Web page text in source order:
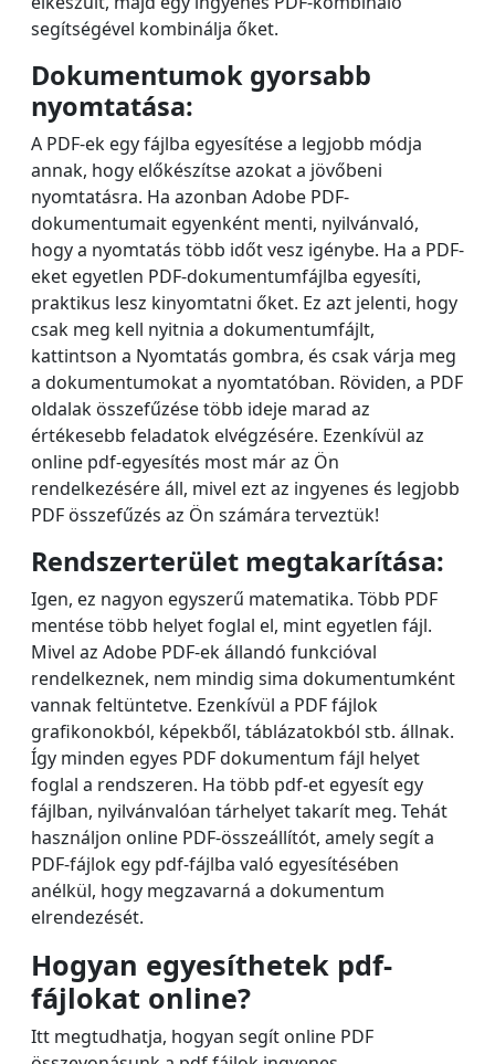
segítségével kombinálja őket.
Dokumentumok gyorsabb
nyomtatása:
A PDF-ek egy fájlba egyesítése a legjobb módja
annak, hogy előkészítse azokat a jövőbeni
nyomtatásra. Ha azonban Adobe PDF-
dokumentumait egyenként menti, nyilvánvaló,
hogy a nyomtatás több időt vesz igénybe. Ha a PDF-
eket egyetlen PDF-dokumentumfájlba egyesíti,
praktikus lesz kinyomtatni őket. Ez azt jelenti, hogy
csak meg kell nyitnia a dokumentumfájlt,
kattintson a Nyomtatás gombra, és csak várja meg
a dokumentumokat a nyomtatóban. Röviden, a PDF
oldalak összefűzése több ideje marad az
értékesebb feladatok elvégzésére. Ezenkívül az
online pdf-egyesítés most már az Ön
rendelkezésére áll, mivel ezt az ingyenes és legjobb
PDF összefűzés ​az Ön számára terveztük!
Rendszerterület megtakarítása:
Igen, ez nagyon egyszerű matematika. Több PDF
mentése több helyet foglal el, mint egyetlen fájl.
Mivel az Adobe PDF-ek állandó funkcióval
rendelkeznek, nem mindig sima dokumentumként
vannak feltüntetve. Ezenkívül a PDF fájlok
grafikonokból, képekből, táblázatokból stb. állnak.
Így minden egyes PDF dokumentum fájl helyet
foglal a rendszeren. Ha több pdf-et egyesít egy
fájlban, nyilvánvalóan tárhelyet takarít meg. Tehát
használjon online PDF-összeállítót, amely segít a
PDF-fájlok egy pdf-fájlba való egyesítésében
anélkül, hogy megzavarná a dokumentum
elrendezését.
Hogyan egyesíthetek pdf-
fájlokat online?
Itt megtudhatja, hogyan segít online PDF